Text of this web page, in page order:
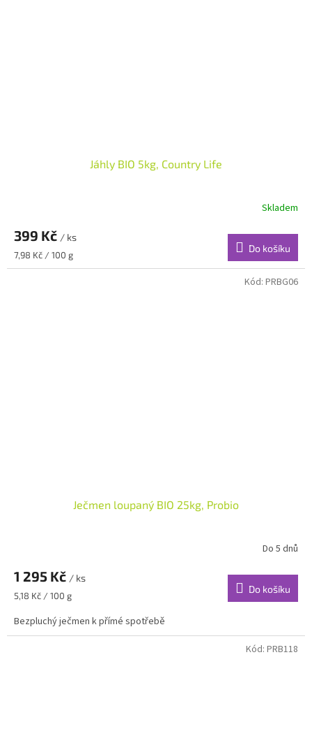
Jáhly BIO 5kg, Country Life
Skladem
399 Kč / ks
Měrná
cena:
7,98 Kč / 100 g
Do košíku
Ječmen loupaný BIO 25kg, Probio
Do 5 dnů
1 295 Kč / ks
Měrná
5,18 Kč / 100 g
Do košíku
Bezpluchý ječmen k přímé spotřebě
Kód: PRBG06
Kód: PRB118